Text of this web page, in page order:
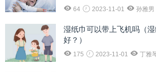
64 2023-11-01 孙雅男
湿纸巾可以带上飞机吗（
好？）
175 2023-11-01 丁雅